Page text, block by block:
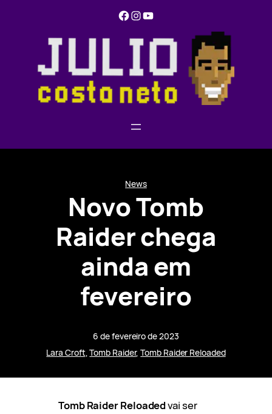
Facebook Instagram YouTube
News
Novo Tomb
Raider chega
ainda em
fevereiro
6 de fevereiro de 2023
Lara Croft, Tomb Raider, Tomb Raider Reloaded
Tomb Raider Reloadedvai ser